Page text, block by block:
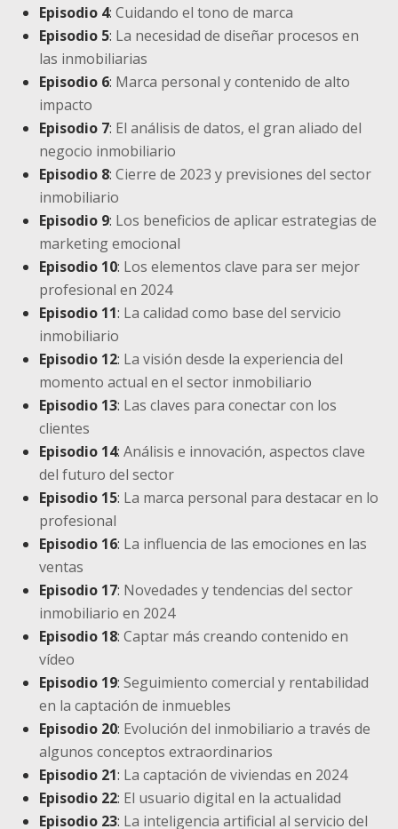
Episodio 4: Cuidando el tono de marca
Episodio 5: La necesidad de diseñar procesos en
las inmobiliarias
Episodio 6: Marca personal y contenido de alto
impacto
Episodio 7: El análisis de datos, el gran aliado del
negocio inmobiliario
Episodio 8: Cierre de 2023 y previsiones del sector
inmobiliario
Episodio 9: Los beneficios de aplicar estrategias de
marketing emocional
Episodio 10: Los elementos clave para ser mejor
profesional en 2024
Episodio 11: La calidad como base del servicio
inmobiliario
Episodio 12: La visión desde la experiencia del
momento actual en el sector inmobiliario
Episodio 13: Las claves para conectar con los
clientes
Episodio 14: Análisis e innovación, aspectos clave
del futuro del sector
Episodio 15: La marca personal para destacar en lo
profesional
Episodio 16: La influencia de las emociones en las
ventas
Episodio 17: Novedades y tendencias del sector
inmobiliario en 2024
Episodio 18: Captar más creando contenido en
vídeo
Episodio 19: Seguimiento comercial y rentabilidad
en la captación de inmuebles
Episodio 20: Evolución del inmobiliario a través de
algunos conceptos extraordinarios
Episodio 21: La captación de viviendas en 2024
Episodio 22: El usuario digital en la actualidad
Episodio 23: La inteligencia artificial al servicio del